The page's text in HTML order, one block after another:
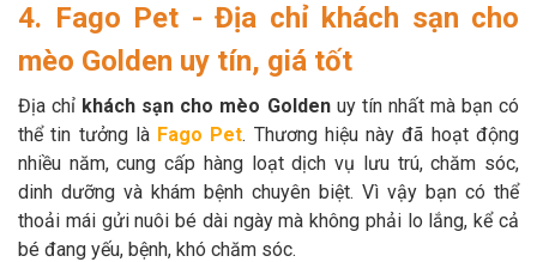
4. Fago Pet - Địa chỉ khách sạn cho
mèo Golden uy tín, giá tốt
Địa chỉ khách sạn cho mèo Goldenuy tín nhất mà bạn có
thể tin tưởng là Fago Pet. Thương hiệu này đã hoạt động
nhiều năm, cung cấp hàng loạt dịch vụ lưu trú, chăm sóc,
dinh dưỡng và khám bệnh chuyên biệt. Vì vậy bạn có thể
thoải mái gửi nuôi bé dài ngày mà không phải lo lắng, kể cả
bé đang yếu, bệnh, khó chăm sóc.